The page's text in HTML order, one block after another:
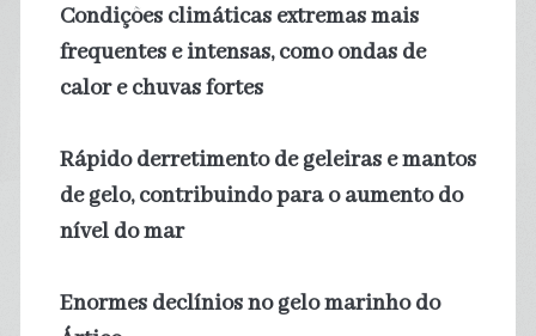
Condições climáticas extremas mais
frequentes e intensas, como ondas de
calor e chuvas fortes
Rápido derretimento de geleiras e mantos
de gelo, contribuindo para o aumento do
nível do mar
Enormes declínios no gelo marinho do